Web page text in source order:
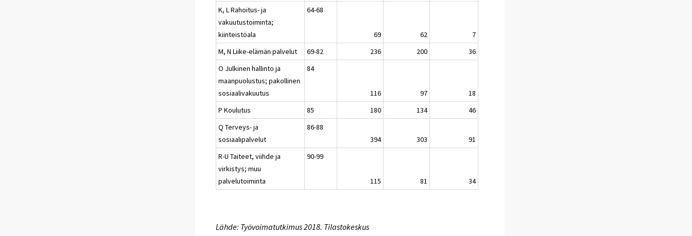
K, L Rahoitus- ja
vakuutustoiminta;
kiinteistöala
64-68
69 62
7
M, N Liike-elämän palvelut
69-82 236 200
36
O Julkinen hallinto ja
maanpuolustus; pakollinen
sosiaalivakuutus
84
116 97
18
P Koulutus
85 180 134
46
Q Terveys- ja
sosiaalipalvelut
86-88
394
303
91
R-U Taiteet, viihde ja
virkistys; muu
palvelutoiminta
90-99
115 81 34
Lähde: Työvoimatutkimus 2018. Tilastokeskus